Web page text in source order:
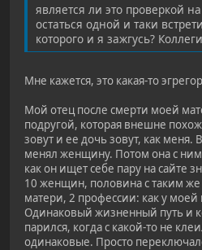
является ли это проверкой
остаться одной и таки
которого и я зажгусь?
Мне кажется, это какая-то
Мой отец после смерти моей
подругой, которая внешне
зовут и ее дочь зовут, как меня.
менял женщину. Потом она с ним
как он ищет себе пару на сайте
10 женщин, половина с таким
матери, 2 профессии: как у
Одинаковый жизненный путь и
парился, когда с какой-то не
одинаковые. Просто